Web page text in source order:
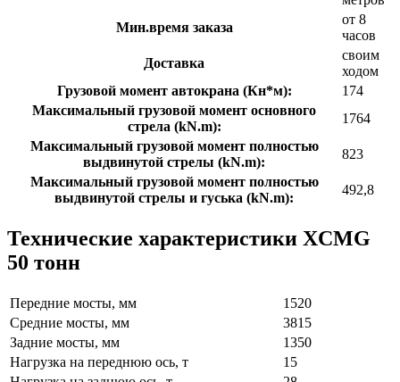
Мин.время заказа
от 8
часов
Доставка
своим
ходом
Грузовой момент автокрана (Кн*м):
174
Максимальный грузовой момент основного
стрела (kN.m):
1764
Максимальный грузовой момент полностью
выдвинутой стрелы (kN.m):
823
Максимальный грузовой момент полностью
выдвинутой стрелы и гуська (kN.m):
492,8
Технические характеристики XCMG
50 тонн
Передние мосты, мм
1520
Средние мосты, мм
3815
Задние мосты, мм
1350
Нагрузка на переднюю ось, т
15